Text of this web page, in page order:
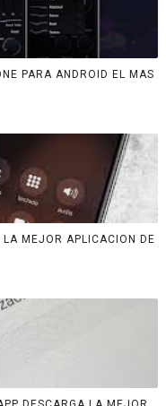
PARA ANDROID EL MAS
MEJOR APLICACION DE